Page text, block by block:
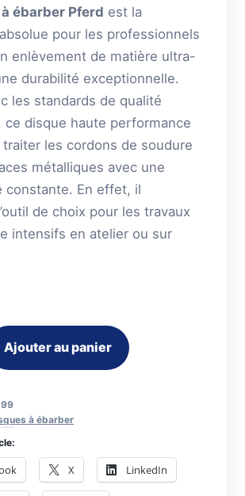
ébarber Pferd est la
pour les professionnels
enlèvement de matière ultra-
durabilité exceptionnelle.
les standards de qualité
ce disque haute performance
les cordons de soudure
métalliques avec une
constante. En effet, il
de choix pour les travaux
intensifs en atelier ou sur
Ajouter au panier
à ébarber
X LinkedIn